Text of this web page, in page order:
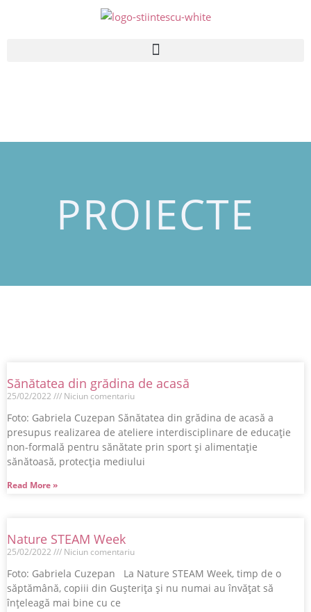
PROIECTE
Sănătatea din grădina de acasă
25/02/2022 Niciun comentariu
Foto: Gabriela Cuzepan Sănătatea din grădina de acasă a
presupus realizarea de ateliere interdisciplinare de educație
non-formală pentru sănătate prin sport și alimentație
sănătoasă, protecția mediului
Read More »
Nature STEAM Week
25/02/2022 Niciun comentariu
Foto: Gabriela Cuzepan La Nature STEAM Week, timp de o
săptămână, copiii din Gușterița și nu numai au învățat să
înțeleagă mai bine cu ce